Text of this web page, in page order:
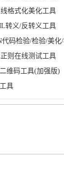
格式化美化工具
转义/反转义工具
代码检验/检验/美化
正则在线测试工具
维码工具(加强版)
具
广告，理性选择